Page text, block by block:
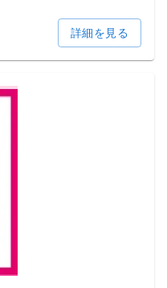
詳細を見る